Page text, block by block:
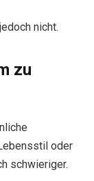
nicht.
zu
oder
schwieriger.